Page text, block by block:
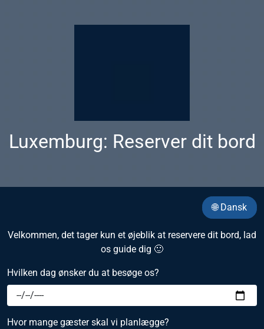
Luxemburg: Reserver dit bord
🌐 Dansk
Velkommen, det tager kun et øjeblik at reservere dit bord, lad
os guide dig 🙂
Hvilken dag ønsker du at besøge os?
Hvor mange gæster skal vi planlægge?